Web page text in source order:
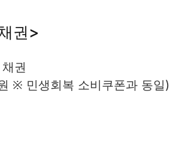
권>
권
※ 민생회복 소비쿠폰과 동일)